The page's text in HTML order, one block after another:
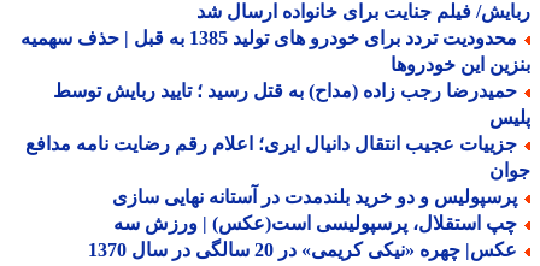
فیلم جنایت برای خانواده ارسال شد
محدودیت تردد برای خودرو های تولید 1385 به قبل | حذف سهمیه
این خودروها
رجب زاده (مداح) به قتل رسید ؛ تایید ربایش توسط
عجیب انتقال دانیال ایری؛ اعلام رقم رضایت نامه مدافع
و دو خرید بلندمدت در آستانه نهایی سازی
استقلال، پرسپولیسی است(عکس) | ورزش سه
چهره «نیکی کریمی» در 20 سالگی در سال 1370